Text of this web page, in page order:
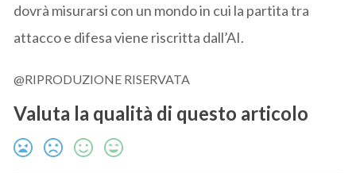
dovrà misurarsi con un mondo in cui la partita tra
attacco e difesa viene riscritta dall’AI.
@RIPRODUZIONE RISERVATA
Valuta la qualità di questo articolo